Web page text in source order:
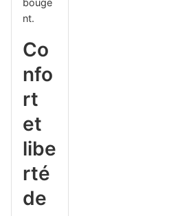
bouge
nt.
Co
nfo
rt
et
libe
rté
de